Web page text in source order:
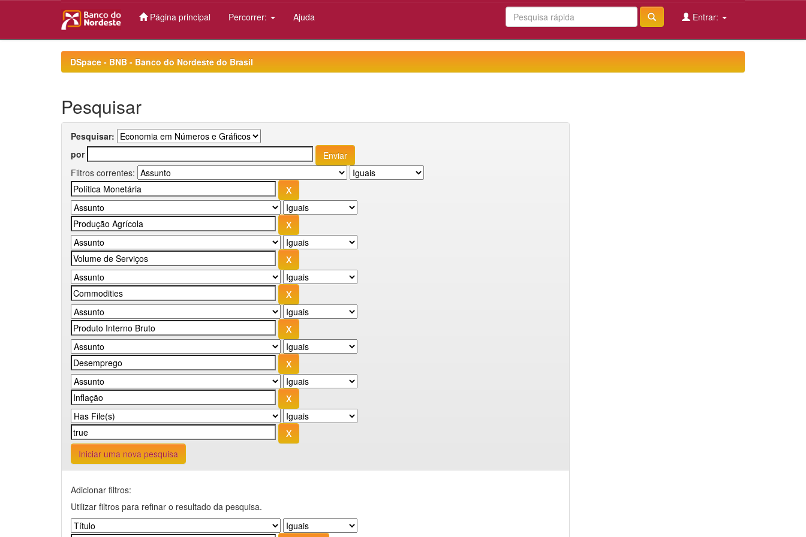
Página principal Percorrer: Ajuda Entrar:
DSpace - BNB - Banco do Nordeste do Brasil
Pesquisar
Pesquisar:
por
Filtros correntes:
Iniciar uma nova pesquisa
Adicionar filtros:
Utilizar filtros para refinar o resultado da pesquisa.